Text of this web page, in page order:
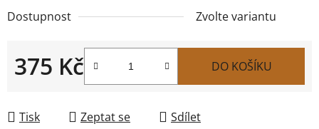
Dostupnost Zvolte variantu
375 Kč DO KOŠÍKU
Tisk Zeptat se Sdílet